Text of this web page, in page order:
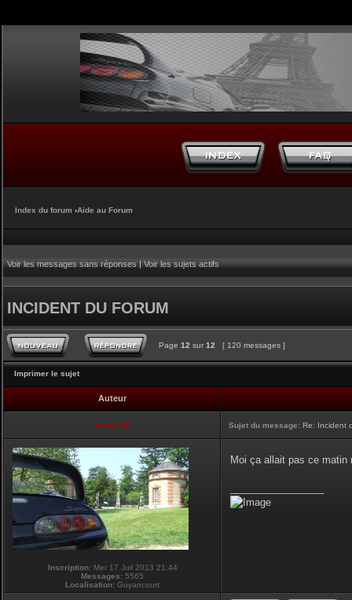
Index du forum ‹Aide au Forum
Voir les messages sans réponses|Voir les sujets actifs
INCIDENT DU FORUM
Page 12 sur 12 [ 120 messages ]
Imprimer le sujet
Auteur
vmax330 Sujet du message: Re: Incident
Inscription:Mer 17 Juil 2013 21:44
Messages: 5565
Localisation: Guyancourt
Moi ça allait pas ce